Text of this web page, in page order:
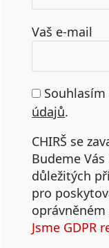
Vaš e-mail
Souhlasím
údajů.
CHIRŠ se
Budeme
důležitých
pro
oprávněném
Jsme GDPR